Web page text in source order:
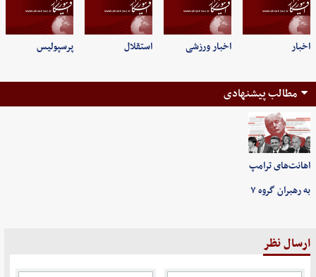
اخبار اخبار ورزشی استقلال پرسپولیس
مطالب پیشنهادی
اهانت‌های ترامپ
به رهبران گروه ۷
ارسال نظر